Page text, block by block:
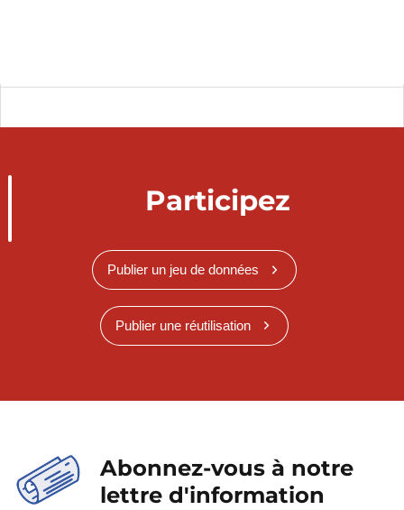
Participez
Publier un jeu de données
Publier une réutilisation
Abonnez-vous à notre
lettre d'information